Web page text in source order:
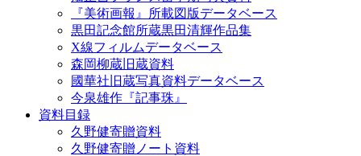
『美術画報』所載図版データベース
黒田記念館所蔵黒田清輝作品集
X線フィルムデータベース
森岡柳蔵旧蔵資料
國華社旧蔵写真資料データベース
今泉雄作『記事珠』
資料目録
久野健寄贈資料
久野健寄贈ノート資料